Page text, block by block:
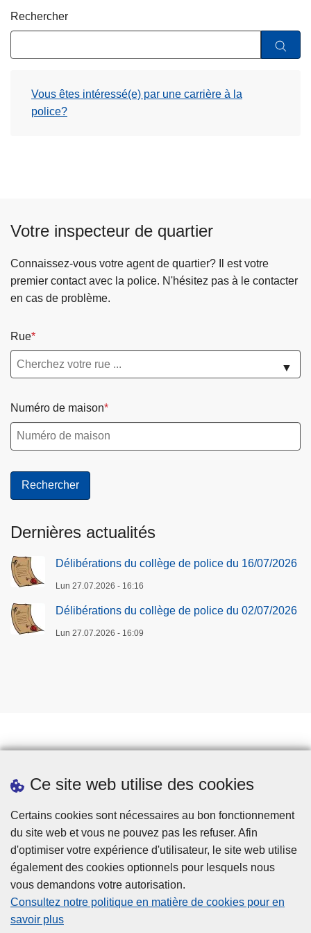
Ce site web utilise des cookies
Certains cookies sont nécessaires au bon fonctionnement
du site web et vous ne pouvez pas les refuser. Afin
d'optimiser votre expérience d'utilisateur, le site web utilise
également des cookies optionnels pour lesquels nous
vous demandons votre autorisation.
Consultez notre politique en matière de cookies pour en
savoir plus
Rechercher
Vous êtes intéressé(e) par une carrière à la
police?
Votre inspecteur de quartier
Connaissez-vous votre agent de quartier? Il est votre
premier contact avec la police. N'hésitez pas à le contacter
en cas de problème.
Rue
▼
Numéro de maison
Dernières actualités
Délibérations du collège de police du 16/07/2026
Lun 27.07.2026 - 16:16
Délibérations du collège de police du 02/07/2026
Lun 27.07.2026 - 16:09
Téléchargements
Presse